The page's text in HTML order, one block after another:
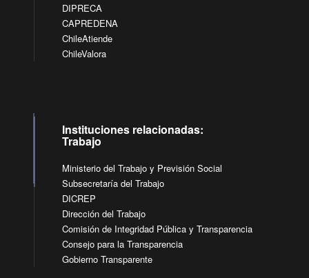
DIPRECA
CAPREDENA
ChileAtiende
ChileValora
Instituciones relacionadas:
Trabajo
Ministerio del Trabajo y Previsión Social
Subsecretaría del Trabajo
DICREP
Dirección del Trabajo
Comisión de Integridad Pública y Transparencia
Consejo para la Transparencia
Gobierno Transparente